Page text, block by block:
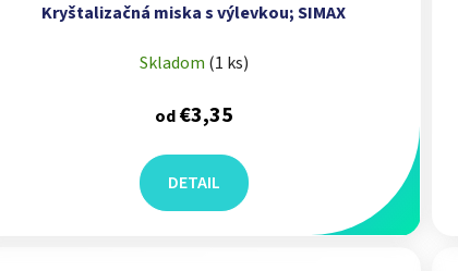
Kryštalizačná miska s výlevkou; SIMAX
Skladom (1 ks)
od€3,35
DETAIL